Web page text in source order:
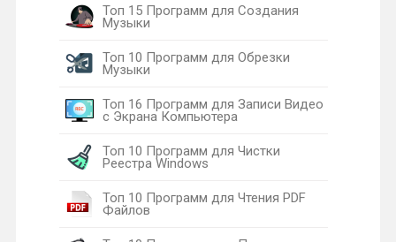
Топ 15 Программ для Создания
Музыки
Топ 10 Программ для Обрезки
Музыки
Топ 16 Программ для Записи Видео
с Экрана Компьютера
Топ 10 Программ для Чистки
Реестра Windows
Топ 10 Программ для Чтения PDF
Файлов